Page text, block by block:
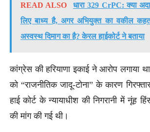
READ ALSO
धारा 329 CrPC: क्या
लिए बाध्य है, अगर अभियुक्त का वकील
अस्वस्थ दिमाग का है? केरल हाईकोर्ट ने बताया
कांग्रेस की हरियाणा इकाई ने आरोप लगाया
को “राजनीतिक जादू-टोना” के कारण
हाई कोर्ट के न्यायाधीश की निगरानी में नूंह
की मांग की गई थी।